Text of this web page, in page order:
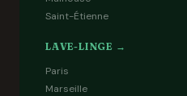
Saint-Étienne
LAVE-LINGE →
Paris
Marseille